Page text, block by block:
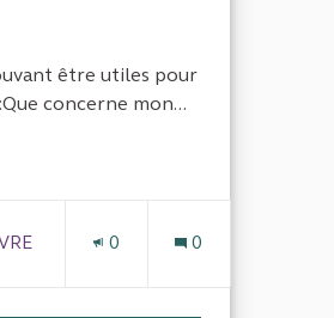
: L'ÎLE CLIPPERTON
être utiles pour
concerne mon...
: Outre-mer
0 0